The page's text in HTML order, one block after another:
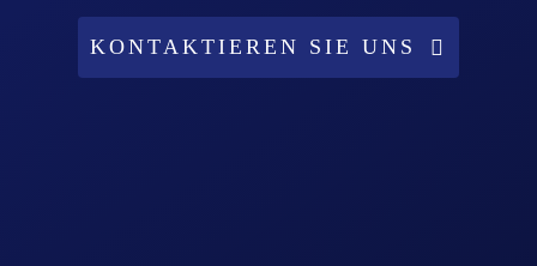
KONTAKTIEREN SIE UNS